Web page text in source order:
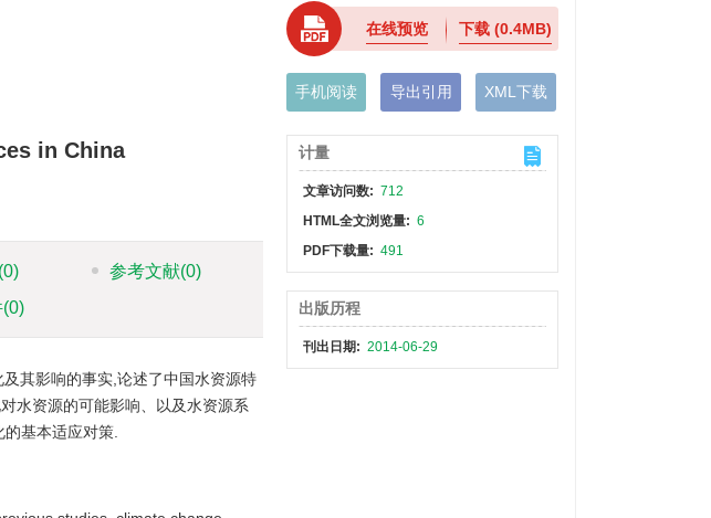
in China
(0) 参考文献(0)
(0)
其影响的事实,论述了中国水资源特
水资源的可能影响、以及水资源系
基本适应对策.
在线预览 下载(0.4MB)
手机阅读 导出引用 XML下载
计量
文章访问数: 712
HTML全文浏览量: 6
PDF下载量: 491
出版历程
刊出日期: 2014-06-29